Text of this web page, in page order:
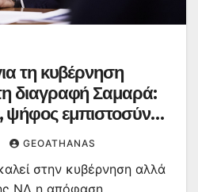
τη κυβέρνηση
διαγραφή Σαμαρά:
εμπιστοσύνης
GEOATHANAS
στην κυβέρνηση αλλά